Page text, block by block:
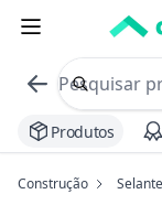
commerce
Procurar
Produtos
Construção